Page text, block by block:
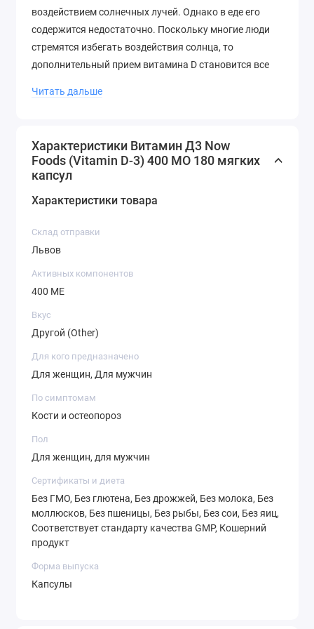
воздействием солнечных лучей. Однако в еде его
содержится недостаточно. Поскольку многие люди
стремятся избегать воздействия солнца, то
дополнительный прием витамина D становится все
Принимайте по 1 капсуле 1-2 раза в день вместе с
пищей.
Другие ингредиенты
Оливковое масло высшего качества и капсулы с
мягким гелем (бычий желатин, вода, глицерин)
Производится в установке GMP, которая
обрабатывает другие ингредиенты, содержащие эти
аллергены.
Внимание:Продукт предназначен только для
взрослых. В случае беременности/кормления грудью,
приема медицинских препаратов или наличия
употреблением продукта. Хранить в недоступном для
детей месте.
После вскрытия упаковки хранить в прохладном,
Читать дальше
Характеристики Витамин Д3 Now
Foods (Vitamin D-3) 400 МО 180 мягких
капсул
Характеристики товара
Склад отправки
Львов
Активных компонентов
400 МЕ
Вкус
Другой (Other)
Для кого предназначено
Для женщин, Для мужчин
По симптомам
Кости и остеопороз
Пол
Для женщин, для мужчин
Сертификаты и диета
Без ГМО, Без глютена, Без дрожжей, Без молока, Без
моллюсков, Без пшеницы, Без рыбы, Без сои, Без яиц,
Соответствует стандарту качества GMP, Кошерний
продукт
Форма выпуска
Капсулы